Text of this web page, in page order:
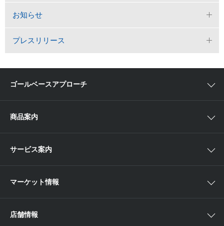
お知らせ
プレスリリース
ゴールベースアプローチ
αポート
商品案内
欧米株
サービス案内
取引ツール
マーケット情報
店舗情報